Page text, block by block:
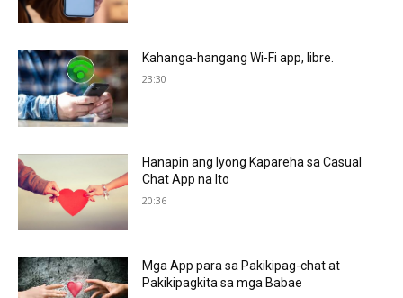
Kahanga-hangang Wi-Fi app, libre.
23:30
Hanapin ang Iyong Kapareha sa Casual
Chat App na Ito
20:36
Mga App para sa Pakikipag-chat at
Pakikipagkita sa mga Babae